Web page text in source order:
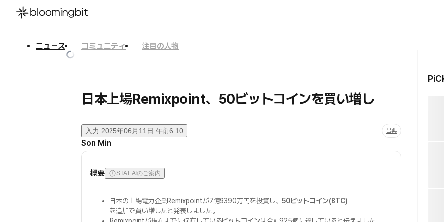
ニュース コミュニティ
注目の人物
日本上場Remixpoint、50ビットコインを買い増し
入力 2025年06月11日 午前6:10 出典
Son Min
概要 STAT AIのご案内
日本の上場電力企業Remixpointが7億9390万円を投資し、 50ビットコイン(BTC)
を追加で買い増したと発表しました。